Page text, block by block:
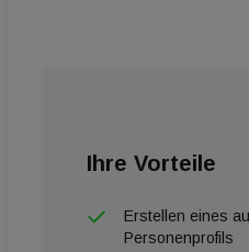
Ihre Vorteile
Erstellen eines
Personenprofils